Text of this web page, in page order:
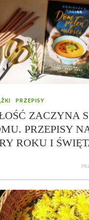
PRZEPISY
ZACZYNA
PRZEPISY
ROKU I